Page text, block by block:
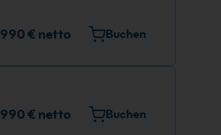
990 € netto Buchen
990 € netto Buchen